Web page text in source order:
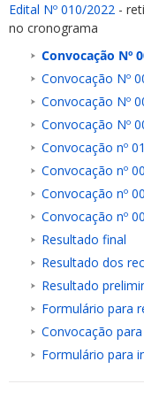
Edital Nº 010/2022 -
no cronograma
Convocação Nº
Convocação Nº
Convocação Nº
Convocação Nº
Convocação nº
Convocação nº
Convocação nº
Convocação nº
Resultado final
Resultado dos
Resultado
Formulário para r
Convocação
Formulário para